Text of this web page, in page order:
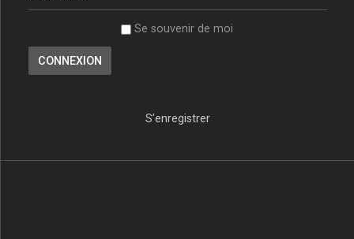
Se souvenir de moi
S’enregistrer